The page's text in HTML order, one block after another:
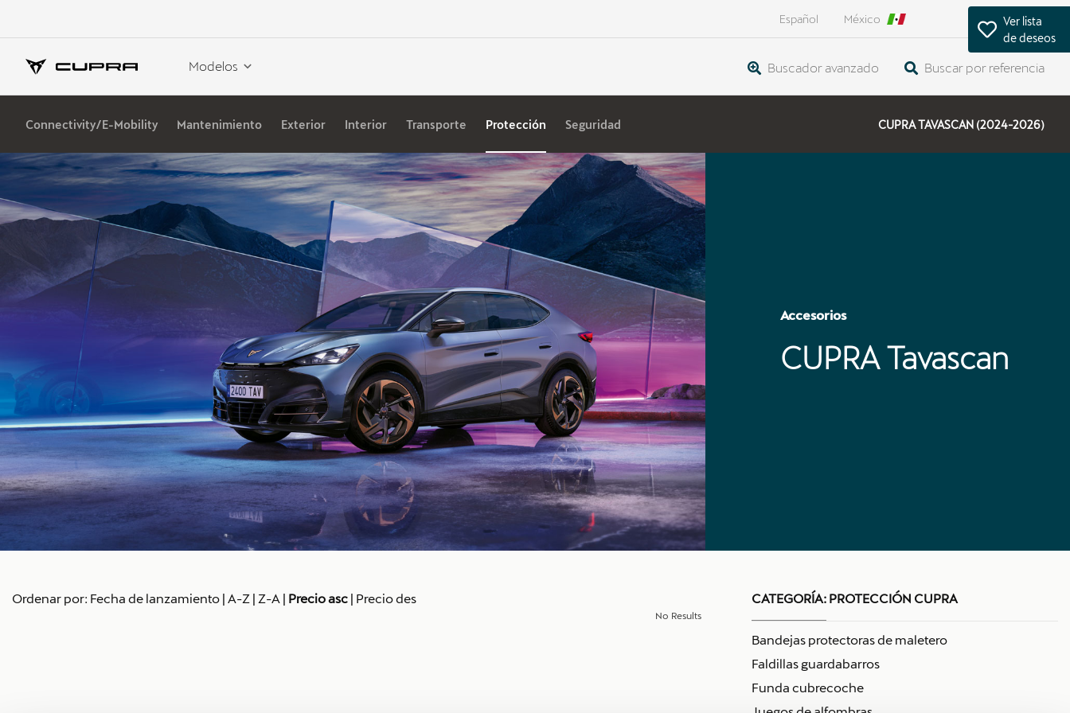
Español México
Modelos Buscador avanzado Buscar por referencia
Ver lista
de deseos
Connectivity/E-Mobility Mantenimiento Exterior Interior Transporte Protección Seguridad CUPRA TAVASCAN (2024-2026)
Accesorios
CUPRA Tavascan
Ordenar por: Fecha de lanzamiento | A-Z | Z-A | Precio asc | Precio des
No Results
CATEGORÍA: PROTECCIÓN CUPRA
Bandejas protectoras de maletero
Faldillas guardabarros
Funda cubrecoche